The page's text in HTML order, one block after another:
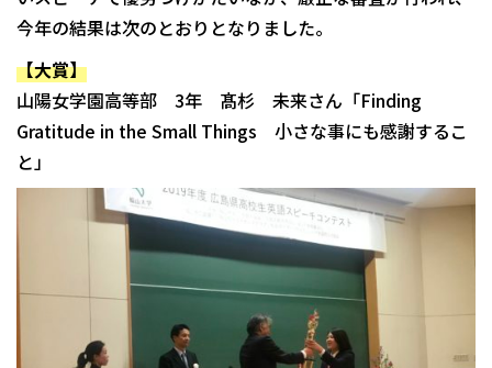
今年の結果は次のとおりとなりました。
【大賞】
山陽女学園高等部 3年 髙杉 未来さん「Finding
Gratitude in the Small Things 小さな事にも感謝するこ
と」